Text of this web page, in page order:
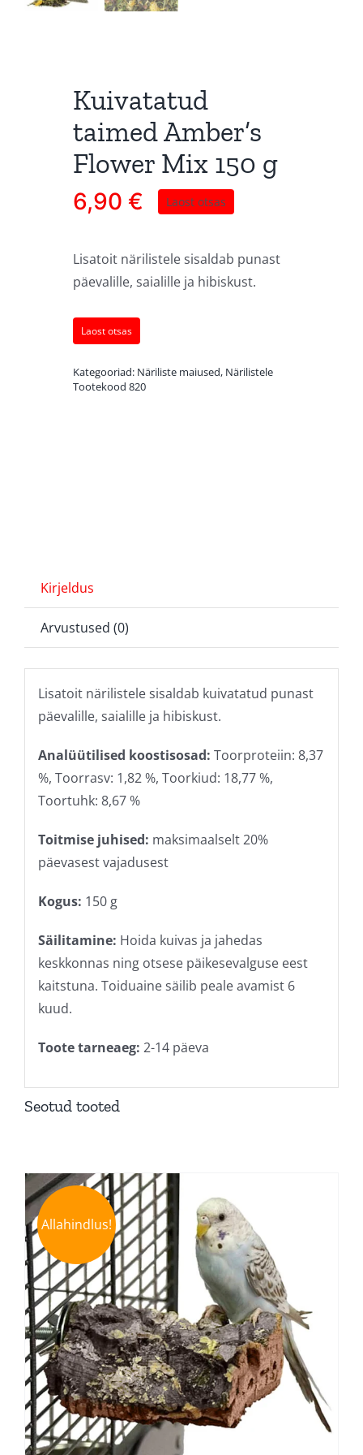
Kuivatatud
taimed Amber’s
Flower Mix 150 g
6,90 € Laost otsas
Lisatoit närilistele sisaldab punast
päevalille, saialille ja hibiskust.
Laost otsas
Kategooriad: Näriliste maiused, Närilistele
Tootekood 820
Kirjeldus
Arvustused (0)
Lisatoit närilistele sisaldab kuivatatud punast
päevalille, saialille ja hibiskust.
Analüütilised koostisosad: Toorproteiin: 8,37
%, Toorrasv: 1,82 %, Toorkiud: 18,77 %,
Toortuhk: 8,67 %
Toitmise juhised: maksimaalselt 20%
päevasest vajadusest
Kogus: 150 g
Säilitamine: Hoida kuivas ja jahedas
keskkonnas ning otsese päikesevalguse eest
kaitstuna. Toiduaine säilib peale avamist 6
kuud.
Toote tarneaeg: 2-14 päeva
Seotud tooted
Allahindlus!